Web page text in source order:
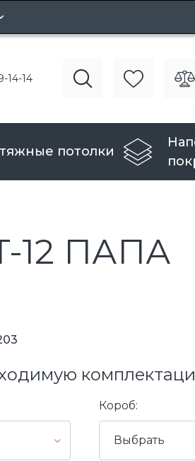
14-14
потолки
12 ПАПА
Короб:
Выбрать